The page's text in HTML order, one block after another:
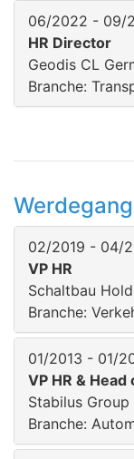
06/2022 - 09/
HR Director
Geodis CL
Branche:
02/2019 - 04/
VP HR
Schaltbau
Branche:
01/2013 - 01/
VP HR & Head
Stabilus Group
Branche: